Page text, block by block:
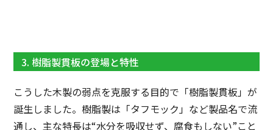
3. 樹脂製貫板の登場と特性
こうした木製の弱点を克服する目的で「樹脂製貫板」が
誕生しました。樹脂製は「タフモック」など製品名で流
通し、主な特長は“水分を吸収せず、腐食もしない”こと